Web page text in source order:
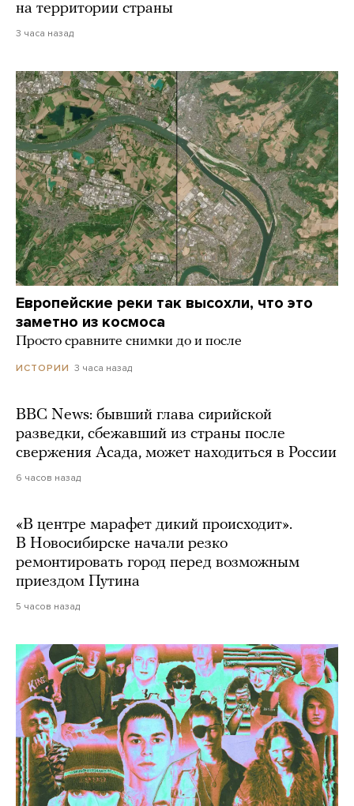
на территории страны
3 часа назад
Европейские реки так высохли, что это
заметно из космоса
Просто сравните снимки до и после
ИСТОРИИ 3 часа назад
BBC News: бывший глава сирийской
разведки, сбежавший из страны после
свержения Асада, может находиться в России
6 часов назад
«В центре марафет дикий происходит».
В Новосибирске начали резко
ремонтировать город перед возможным
приездом Путина
5 часов назад